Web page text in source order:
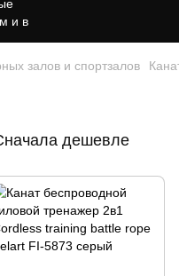
залов и спортзалов
дешевле